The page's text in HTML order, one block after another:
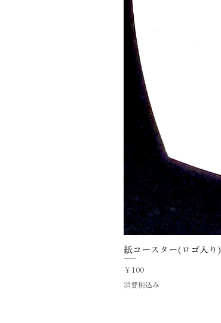
紙コースター(ロゴ入り)
価格
￥100
消費税込み